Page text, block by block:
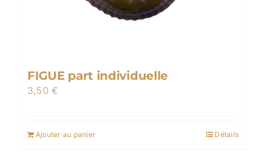
FIGUE part individuelle
3,50€
Ajouter au panier Détails